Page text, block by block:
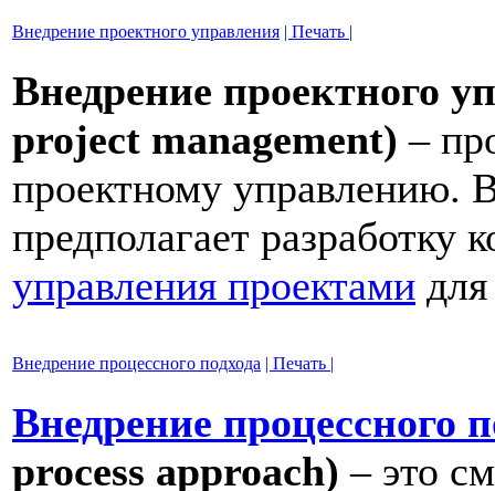
Внедрение проектного управления | Печать |
Внедрение проектного
project management) –
проектному управлению.
предполагает разработку
управления проектами
Внедрение процессного подхода | Печать |
Внедрение процессного
process approach)– это